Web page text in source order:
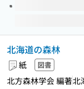
北海道の森林
紙 図書
北方森林学会 編著北